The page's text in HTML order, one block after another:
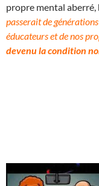
propre mental aberré,
passerait de
éducateurs et de nos
devenu la condition